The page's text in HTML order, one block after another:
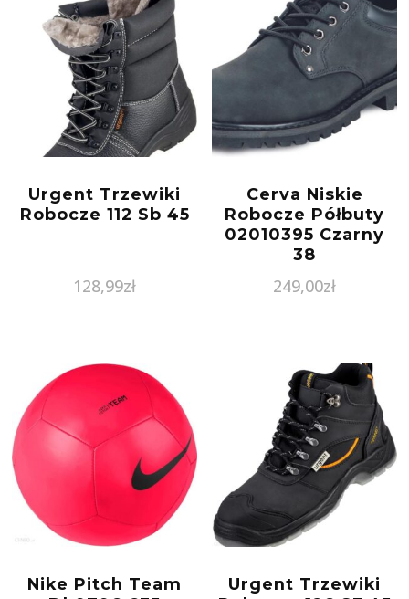
Urgent Trzewiki
Robocze 112 Sb 45
128,99zł
Cerva Niskie
Robocze Półbuty
02010395 Czarny
38
249,00zł
Nike Pitch Team
Urgent Trzewiki